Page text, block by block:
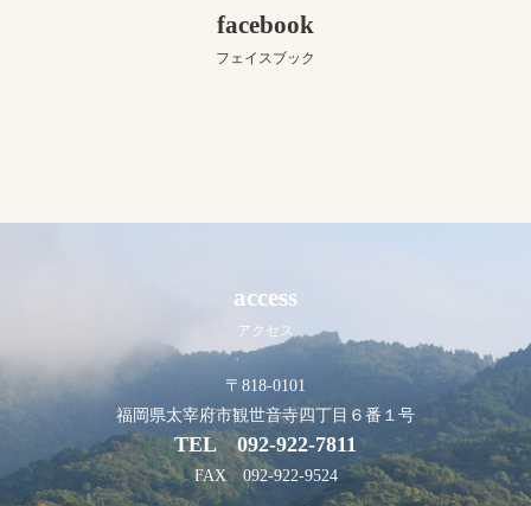
facebook
フェイスブック
access
アクセス
〒818-0101
福岡県太宰府市観世音寺四丁目６番１号
TEL092-922-7811
FAX 092-922-9524